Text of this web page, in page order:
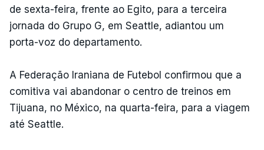
de sexta-feira, frente ao Egito, para a terceira
jornada do Grupo G, em Seattle, adiantou um
porta-voz do departamento.
A Federação Iraniana de Futebol confirmou que a
comitiva vai abandonar o centro de treinos em
Tijuana, no México, na quarta-feira, para a viagem
até Seattle.